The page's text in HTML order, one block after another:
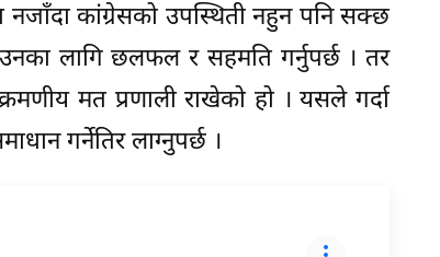
नजाँदा कांग्रेसको उपस्थिती नहुन पनि सक्छ
लागि छलफल र सहमति गर्नुपर्छ । तर
मत प्रणाली राखेको हो । यसले गर्दा
गर्नेतिर लाग्नुपर्छ ।